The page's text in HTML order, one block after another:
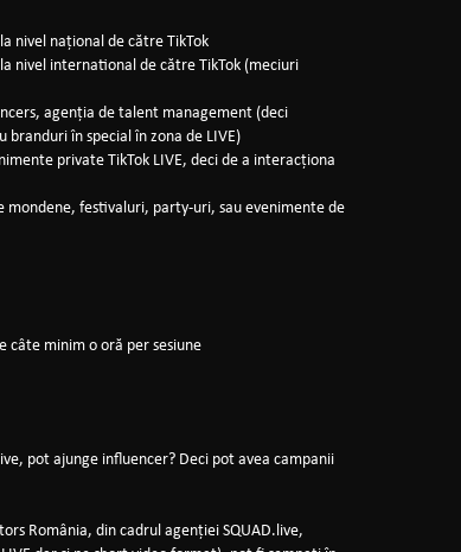
nivel național de către TikTok
nivel international de către TikTok (meciuri
agenția de talent management (deci
în special în zona de LIVE)
private TikTok LIVE, deci de a interacționa
mondene, festivaluri, party-uri, sau evenimente de
câte minim o oră per sesiune
pot ajunge influencer? Deci pot avea campanii
România, din cadrul agenției SQUAD.live,